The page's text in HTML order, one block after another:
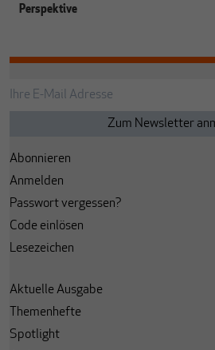
Perspektive
Abonnieren
Anmelden
Passwort vergessen?
Code einlösen
Lesezeichen
Aktuelle Ausgabe
Themenhefte
Spotlight